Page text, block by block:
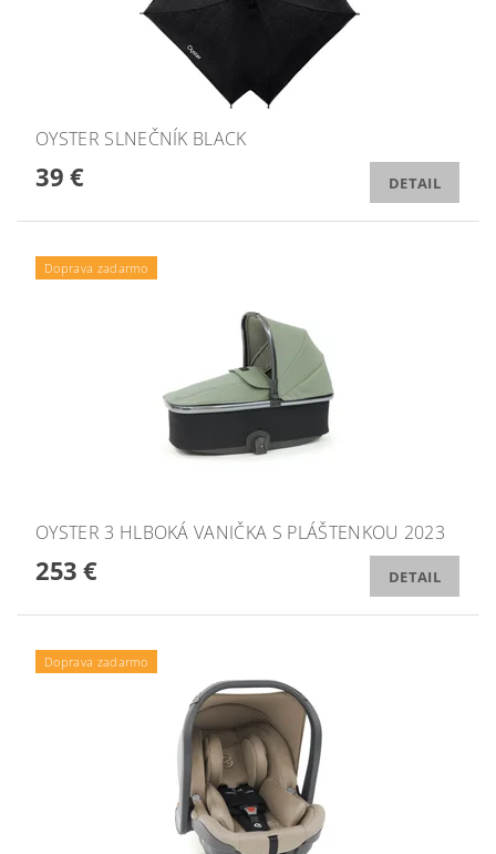
OYSTER SLNEČNÍK BLACK
39 € DETAIL
Doprava zadarmo
OYSTER 3 HLBOKÁ VANIČKA S PLÁŠTENKOU 2023
253 € DETAIL
Doprava zadarmo